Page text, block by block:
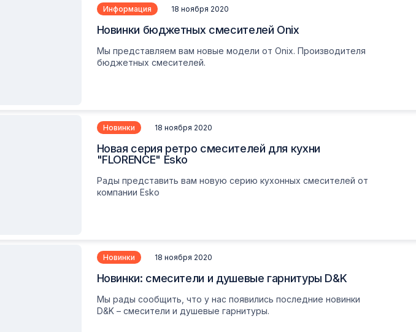
Информация 18 ноября 2020
Новинки бюджетных смесителей Onix
Мы представляем вам новые модели от Onix. Производителя
бюджетных смесителей.
Новинки 18 ноября 2020
Новая серия ретро смесителей для кухни
"FLORENCE" Esko
Рады представить вам новую серию кухонных смесителей от
компании Esko
Новинки 18 ноября 2020
Новинки: смесители и душевые гарнитуры D&K
Мы рады сообщить, что у нас появились последние новинки
D&K – смесители и душевые гарнитуры.